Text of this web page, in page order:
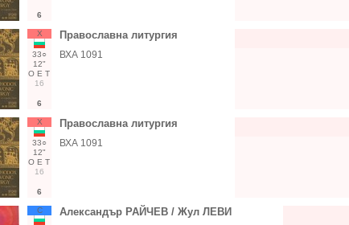
6
Х
33○
12"
О Е Т
16
6
Православна литургия
ВХА 1091
Х
33○
12"
О Е Т
16
6
Православна литургия
ВХА 1091
С Александър РАЙЧЕВ / Жул ЛЕВИ